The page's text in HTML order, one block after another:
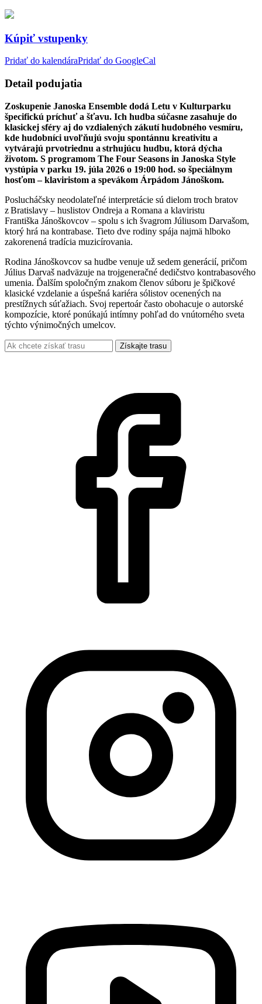
Kúpiť vstupenky
Pridať do kalendáraPridať do GoogleCal
Detail podujatia
Zoskupenie Janoska Ensemble dodá Letu v Kulturparku
špecifickú príchuť a šťavu. Ich hudba súčasne zasahuje do
klasickej sféry aj do vzdialených zákutí hudobného vesmíru,
kde hudobníci uvoľňujú svoju spontánnu kreativitu a
vytvárajú prvotriednu a strhujúcu hudbu, ktorá dýcha
životom. S programom The Four Seasons in Janoska Style
vystúpia v parku 19. júla 2026 o 19:00 hod. so špeciálnym
hosťom – klaviristom a spevákom Árpádom Jánoškom.
Poslucháčsky neodolateľné interpretácie sú dielom troch bratov
z Bratislavy – huslistov Ondreja a Romana a klaviristu
Františka Jánoškovcov – spolu s ich švagrom Júliusom Darvašom,
ktorý hrá na kontrabase. Tieto dve rodiny spája najmä hlboko
zakorenená tradícia muzicírovania.
Rodina Jánoškovcov sa hudbe venuje už sedem generácií, pričom
Július Darvaš nadväzuje na trojgeneračné dedičstvo kontrabasového
umenia. Ďalším spoločným znakom členov súboru je špičkové
klasické vzdelanie a úspešná kariéra sólistov ocenených na
prestížnych súťažiach. Svoj repertoár často obohacuje o autorské
kompozície, ktoré ponúkajú intímny pohľad do vnútorného sveta
týchto výnimočných umelcov.
Získajte trasu